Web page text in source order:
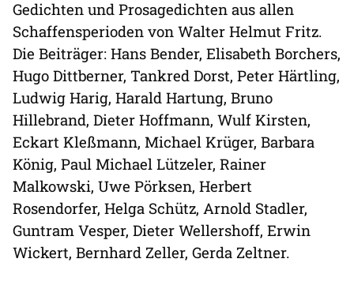
Gedichten und Prosagedichten aus allen
Schaffensperioden von Walter Helmut Fritz.
Die Beiträger: Hans Bender, Elisabeth Borchers,
Hugo Dittberner, Tankred Dorst, Peter Härtling,
Ludwig Harig, Harald Hartung, Bruno
Hillebrand, Dieter Hoffmann, Wulf Kirsten,
Eckart Kleßmann, Michael Krüger, Barbara
König, Paul Michael Lützeler, Rainer
Malkowski, Uwe Pörksen, Herbert
Rosendorfer, Helga Schütz, Arnold Stadler,
Guntram Vesper, Dieter Wellershoff, Erwin
Wickert, Bernhard Zeller, Gerda Zeltner.